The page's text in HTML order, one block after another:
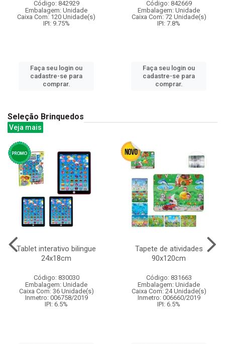
Código: 842929
Embalagem: Unidade
Caixa Com: 120 Unidade(s)
IPI: 9.75%
Faça seu login ou
cadastre-se para
comprar.
Código: 842669
Embalagem: Unidade
Caixa Com: 72 Unidade(s)
IPI: 7.8%
Faça seu login ou
cadastre-se para
comprar.
Seleção Brinquedos
Veja mais
Tablet interativo bilingue
24x18cm
Código: 830030
Embalagem: Unidade
Caixa Com: 36 Unidade(s)
Inmetro: 006758/2019
IPI: 6.5%
Tapete de atividades
90x120cm
Código: 831663
Embalagem: Unidade
Caixa Com: 24 Unidade(s)
Inmetro: 006660/2019
IPI: 6.5%